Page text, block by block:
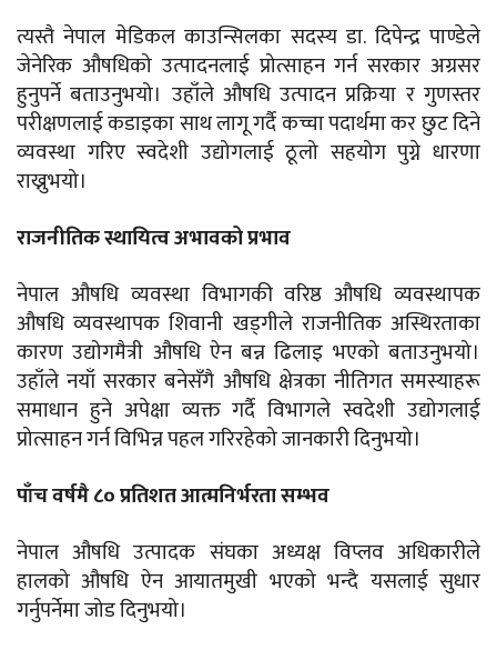
त्यस्तै नेपाल मेडिकल काउन्सिलका सदस्य डा. दिपेन्द्र पाण्डेले
जेनेरिक औषधिको उत्पादनलाई प्रोत्साहन गर्न सरकार अग्रसर
हुनुपर्ने बताउनुभयो। उहाँले औषधि उत्पादन प्रक्रिया र गुणस्तर
परीक्षणलाई कडाइका साथ लागू गर्दै कच्चा पदार्थमा कर छुट दिने
व्यवस्था गरिए स्वदेशी उद्योगलाई ठूलो सहयोग पुग्ने धारणा
राख्नुभयो।
राजनीतिक स्थायित्व अभावको प्रभाव
नेपाल औषधि व्यवस्था विभागकी वरिष्ठ औषधि व्यवस्थापक
औषधि व्यवस्थापक शिवानी खड्गीले राजनीतिक अस्थिरताका
कारण उद्योगमैत्री औषधि ऐन बन्न ढिलाइ भएको बताउनुभयो।
उहाँले नयाँ सरकार बनेसँगै औषधि क्षेत्रका नीतिगत समस्याहरू
समाधान हुने अपेक्षा व्यक्त गर्दै विभागले स्वदेशी उद्योगलाई
प्रोत्साहन गर्न विभिन्न पहल गरिरहेको जानकारी दिनुभयो।
पाँच वर्षमै ८० प्रतिशत आत्मनिर्भरता सम्भव
नेपाल औषधि उत्पादक संघका अध्यक्ष विप्लव अधिकारीले
हालको औषधि ऐन आयातमुखी भएको भन्दै यसलाई सुधार
गर्नुपर्नेमा जोड दिनुभयो।